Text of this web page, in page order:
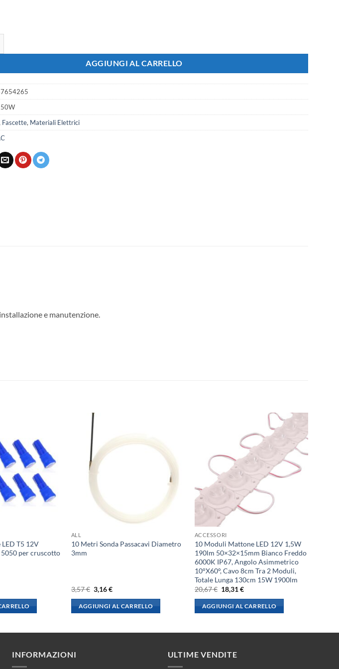
AGGIUNGI AL CARRELLO
Fascette, Materiali Elettrici
e manutenzione.
T5 12V
per cruscotto
ALL
10 Metri Sonda Passacavi Diametro
3mm
3,57€ Il
prezzo
originale
era:
3,16€Il
attuale
è:
AGGIUNGI AL CARRELLO
ACCESSORI
10 Moduli Mattone LED 12V 1,5W
190lm 50×32×15mm Bianco Freddo
6000K IP67, Angolo Asimmetrico
10°X60°, Cavo 8cm Tra 2 Moduli,
Totale Lunga 130cm 15W 1900lm
20,67€ Il
prezzo
originale
era:
18,31€Il
attuale
è:
AGGIUNGI AL CARRELLO
INFORMAZIONI ULTIME VENDITE